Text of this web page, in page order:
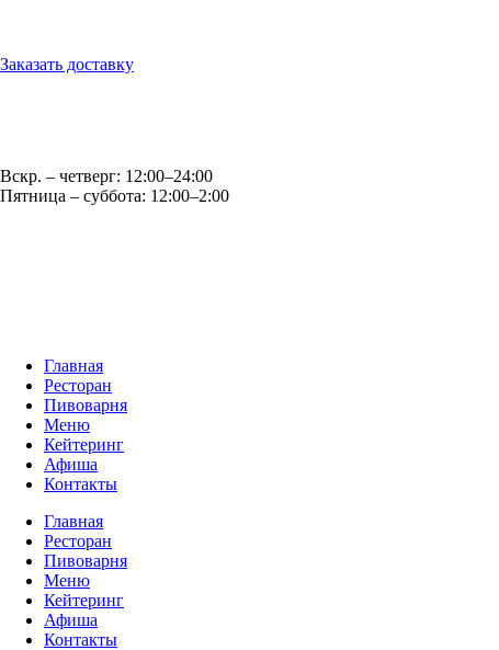
Заказать доставку
Вскр. – четверг: 12:00–24:00
Пятница – суббота: 12:00–2:00
Главная
Ресторан
Пивоварня
Меню
Кейтеринг
Афиша
Контакты
Главная
Ресторан
Пивоварня
Меню
Кейтеринг
Афиша
Контакты